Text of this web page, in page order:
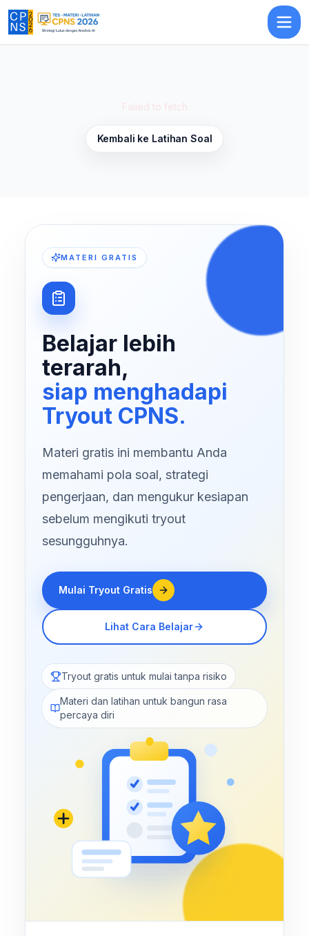
Kembali ke Latihan Soal
MATERI GRATIS
Belajar lebih
terarah,
siap menghadapi
Tryout CPNS.
Materi gratis ini membantu Anda
memahami pola soal, strategi
pengerjaan, dan mengukur kesiapan
sebelum mengikuti tryout
sesungguhnya.
Mulai Tryout Gratis
Lihat Cara Belajar
Tryout gratis untuk mulai tanpa risiko
Materi dan latihan untuk bangun rasa
percaya diri